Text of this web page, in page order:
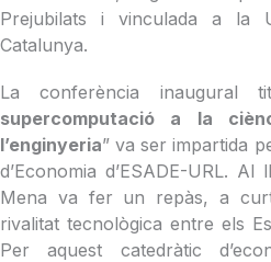
Prejubilats i vinculada a la
Catalunya.
La conferència inaugural
supercomputació a la
l’enginyeria” va ser impartida
d’Economia d’ESADE-URL.
Mena va fer un repàs, a
rivalitat tecnològica entre els
Per aquest catedràtic